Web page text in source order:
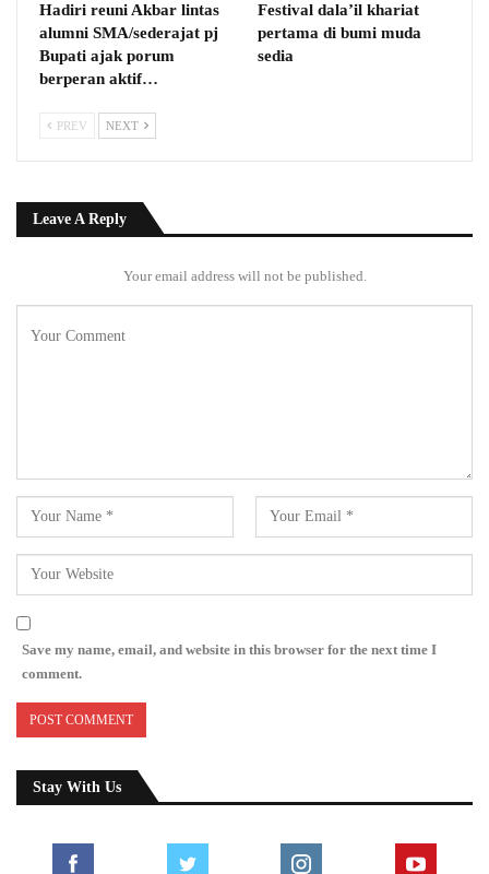
Hadiri reuni Akbar lintas
alumni SMA/sederajat pj
Bupati ajak porum
berperan aktif…
Festival dala’il khariat
pertama di bumi muda
sedia
PREV NEXT
Leave A Reply
Your email address will not be published.
Save my name, email, and website in this browser for the next time I
comment.
Stay With Us